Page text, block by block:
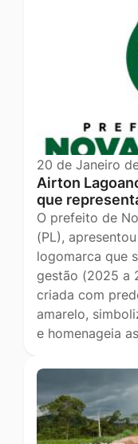
20 de Janeiro
Airton
que
O prefeito de
(PL),
logomarca que
gestão (2025 a
criada com
amarelo,
e homenageia